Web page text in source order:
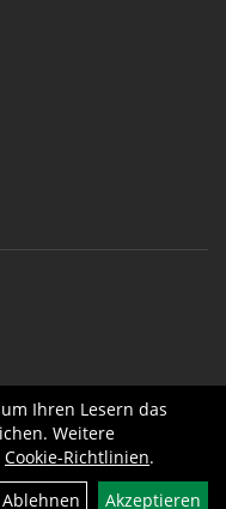
Ihren Lesern das
Weitere
Cookie-Richtlinien.
Ablehnen Akzeptieren